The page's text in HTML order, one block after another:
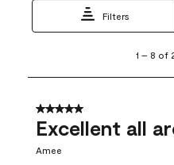
Filters
8
25
Reviews
1 – 8 of
5 out of 5 stars.
Excellent all
Amee